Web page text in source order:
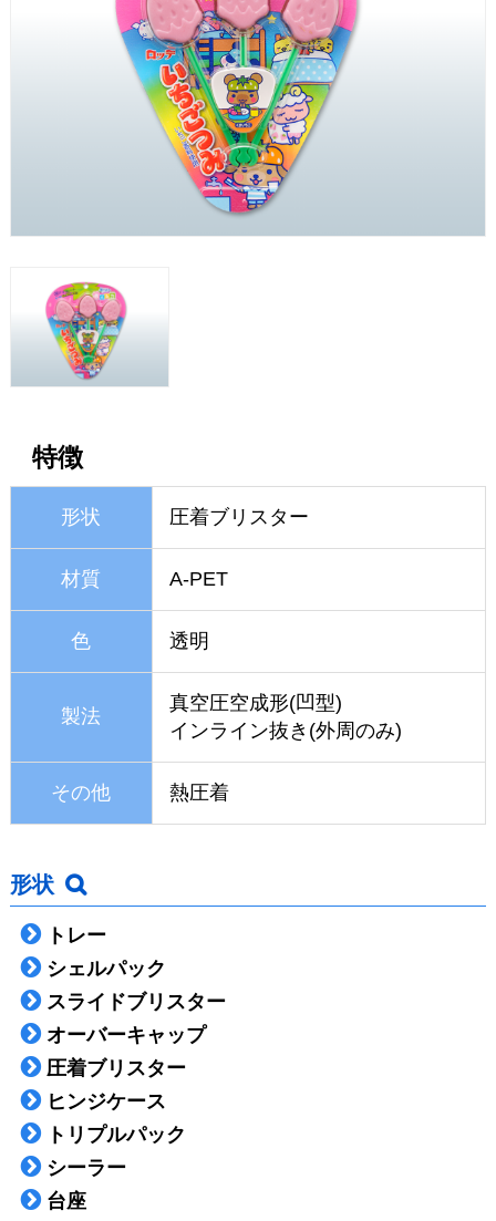
形状
トレー
シェルパック
スライドブリスター
オーバーキャップ
圧着ブリスター
ヒンジケース
トリプルパック
シーラー
台座
特徴
形状 圧着ブリスター
材質 A-PET
色 透明
製法
真空圧空成形(凹型)
インライン抜き(外周のみ)
その他 熱圧着